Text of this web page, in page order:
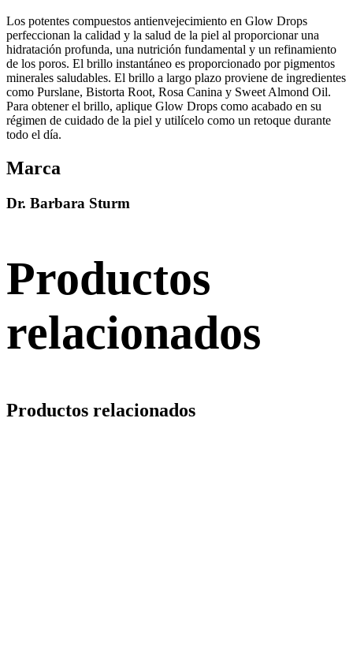
Los potentes compuestos antienvejecimiento en Glow Drops
perfeccionan la calidad y la salud de la piel al proporcionar una
hidratación profunda, una nutrición fundamental y un refinamiento
de los poros. El brillo instantáneo es proporcionado por pigmentos
minerales saludables. El brillo a largo plazo proviene de ingredientes
como Purslane, Bistorta Root, Rosa Canina y Sweet Almond Oil.
Para obtener el brillo, aplique Glow Drops como acabado en su
régimen de cuidado de la piel y utilícelo como un retoque durante
todo el día.
Marca
Dr. Barbara Sturm
Productos
relacionados
Productos relacionados